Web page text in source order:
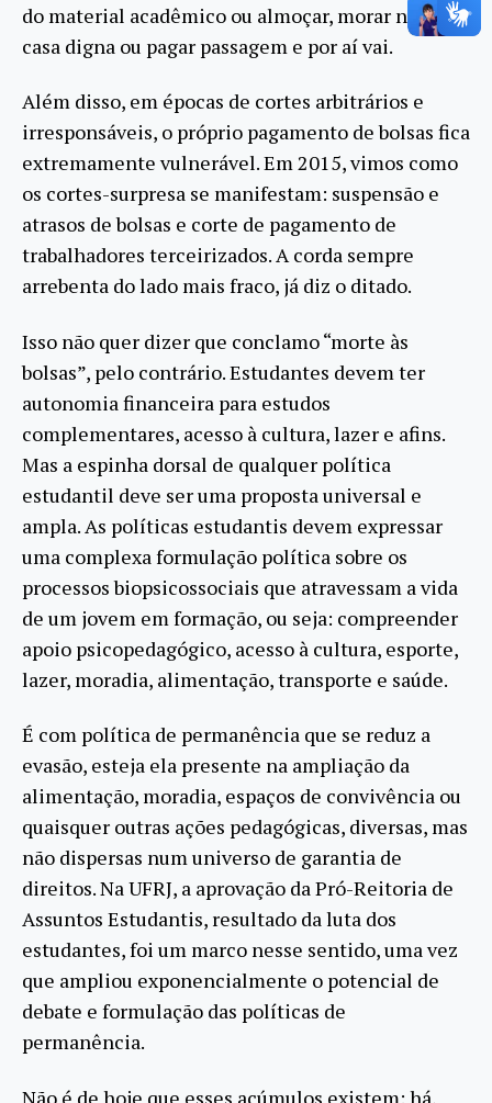
do material acadêmico ou almoçar, morar numa
casa digna ou pagar passagem e por aí vai.
Além disso, em épocas de cortes arbitrários e
irresponsáveis, o próprio pagamento de bolsas fica
extremamente vulnerável. Em 2015, vimos como
os cortes-surpresa se manifestam: suspensão e
atrasos de bolsas e corte de pagamento de
trabalhadores terceirizados. A corda sempre
arrebenta do lado mais fraco, já diz o ditado.
Isso não quer dizer que conclamo “morte às
bolsas”, pelo contrário. Estudantes devem ter
autonomia financeira para estudos
complementares, acesso à cultura, lazer e afins.
Mas a espinha dorsal de qualquer política
estudantil deve ser uma proposta universal e
ampla. As políticas estudantis devem expressar
uma complexa formulação política sobre os
processos biopsicossociais que atravessam a vida
de um jovem em formação, ou seja: compreender
apoio psicopedagógico, acesso à cultura, esporte,
lazer, moradia, alimentação, transporte e saúde.
É com política de permanência que se reduz a
evasão, esteja ela presente na ampliação da
alimentação, moradia, espaços de convivência ou
quaisquer outras ações pedagógicas, diversas, mas
não dispersas num universo de garantia de
direitos. Na UFRJ, a aprovação da Pró-Reitoria de
Assuntos Estudantis, resultado da luta dos
estudantes, foi um marco nesse sentido, uma vez
que ampliou exponencialmente o potencial de
debate e formulação das políticas de
permanência.
Não é de hoje que esses acúmulos existem: há,